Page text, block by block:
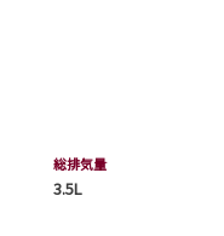
総排気量
3.5L